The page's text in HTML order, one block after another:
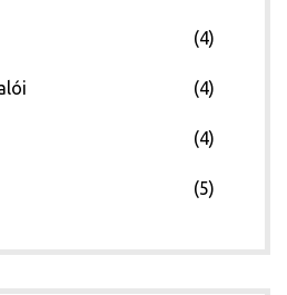
(4)
(4)
(4)
(5)